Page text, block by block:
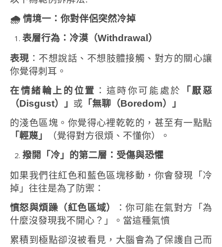
🌧 情境一：你對伴侶突然冷掉
表層行為：冷漠（Withdrawal ）
表現 ：不想說話、不想肢體接觸、對方的關心讓
你覺得刺耳。
在情緒輪上的位置 ：這時你可能處於
「厭惡
（Disgust）」 或 「無聊（Boredom）」
的淺色區塊。你覺得心裡乾乾的，甚至有一點點
「輕蔑」
（覺得對方很煩、不懂你）。
撥開「冷」的第二層：受傷與恐懼
如果我們往紅色和藍色區塊移動，你會發現「冷
掉」往往是為了防禦：
憤怒與煩躁（紅色區域）
：你可能在氣對方「為
什麼沒發現我不開心？」。當這種氣憤
累積到極點卻沒被看見，大腦會為了保護自己而